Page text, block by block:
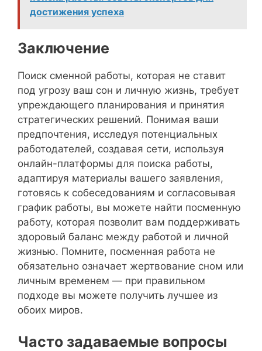
достижения успеха
Заключение
Поиск сменной работы, которая не ставит
под угрозу ваш сон и личную жизнь, требует
упреждающего планирования и принятия
стратегических решений. Понимая ваши
предпочтения, исследуя потенциальных
работодателей, создавая сети, используя
онлайн-платформы для поиска работы,
адаптируя материалы вашего заявления,
готовясь к собеседованиям и согласовывая
график работы, вы можете найти посменную
работу, которая позволит вам поддерживать
здоровый баланс между работой и личной
жизнью. Помните, посменная работа не
обязательно означает жертвование сном или
личным временем — при правильном
подходе вы можете получить лучшее из
обоих миров.
Часто задаваемые вопросы